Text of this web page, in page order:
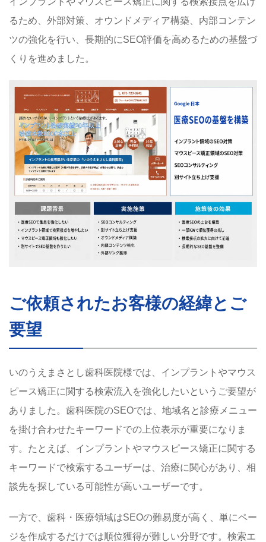
るため、外部対策、オウンドメディア構築、内部コンテン
ツの強化を行い、長期的にSEO評価を高めるための基盤づ
くりを進めました。
ご依頼されたお客様の経緯とご
要望
いのうえまさとし歯科医院様では、インプラントやマウス
ピース矯正に関する検索流入を強化したいというご要望が
ありました。歯科医院のSEOでは、地域名と診療メニュー
を掛け合わせたキーワードでの上位表示が重要になりま
す。たとえば、インプラントやマウスピース矯正に関する
キーワードで検索するユーザーは、治療に関心があり、相
談先を探している可能性が高いユーザーです。
一方で、歯科・医療領域はSEOの難易度が高く、単にペー
ジを作成するだけでは順位獲得が難しい分野です。検索エ